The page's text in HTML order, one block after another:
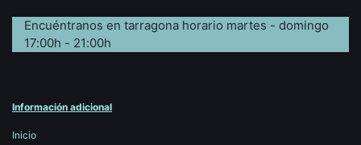
Encuéntranos en tarragona horario martes - domingo
17:00h - 21:00h
Información adicional
Inicio